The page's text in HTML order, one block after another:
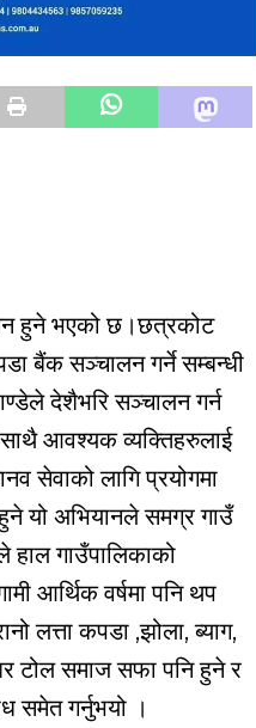
हुने भएको छ।छत्रकोट
बैंक सञ्चालन गर्ने सम्बन्धी
देशैभरि सञ्चालन गर्न
साथै आवश्यक व्यक्तिहरुलाई
सेवाको लागि प्रयोगमा
यो अभियानले समग्र गाउँ
हाल गाउँपालिकाको
आर्थिक वर्षमा पनि थप
लत्ता कपडा ,झोला, ब्याग,
टोल समाज सफा पनि हुने र
समेत गर्नुभयो ।